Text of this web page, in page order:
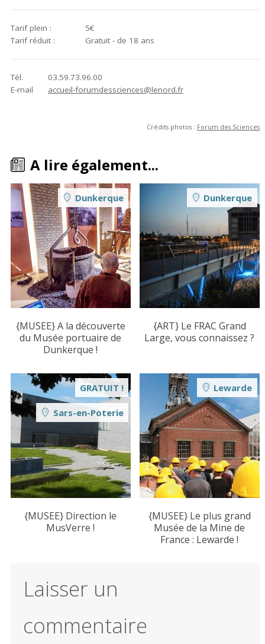
Tarif plein :
5€
Tarif réduit :
Gratuit - de 18 ans
Tél.
03.59.73.96.00
E-mail
accueil-forumdessciences@lenord.fr
Crédits photos : Forum des Sciences
A lire également...
{MUSEE} A la découverte
du Musée portuaire de
Dunkerque !
Dunkerque
{ART} Le FRAC Grand
Large, vous connaissez ?
Dunkerque
{MUSEE} Direction le
MusVerre !
GRATUIT !
Sars-en-Poterie
{MUSEE} Le plus grand
Musée de la Mine de
France : Lewarde !
Lewarde
Laisser un
commentaire